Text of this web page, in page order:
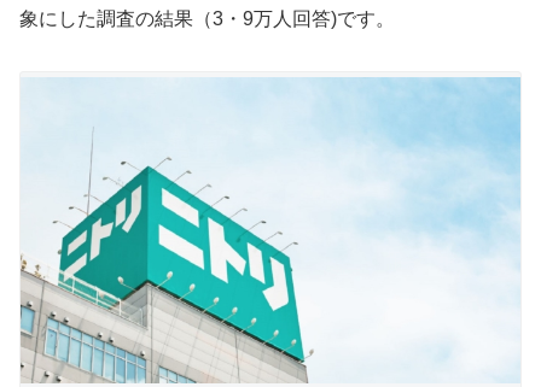
象にした調査の結果（3・9万人回答)です。